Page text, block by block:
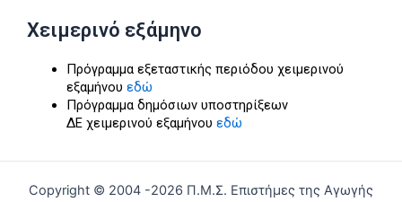
Χειμερινό εξάμηνο
Πρόγραμμα εξεταστικής περιόδου χειμερινού
εξαμήνου εδώ
Πρόγραμμα δημόσιων υποστηρίξεων
ΔΕ χειμερινού εξαμήνου εδώ
Copyright © 2004 -2026 Π.Μ.Σ. Επιστήμες της Αγωγής